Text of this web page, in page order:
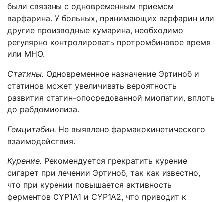
были связаны с одновременным приемом
варфарина. У больных, принимающих варфарин или
другие производные кумарина, необходимо
регулярно контролировать протромбиновое время
или МНО.
Статины. Одновременное назначение Эртиноб и
статинов может увеличивать вероятность
развития статин-опосредованной миопатии, вплоть
до рабдомиолиза.
Гемцитабин. Не выявлено фармакокинетического
взаимодействия.
Курение. Рекомендуется прекратить курение
сигарет при лечении Эртиноб, так как известно,
что при курении повышается активность
ферментов CYP1А1 и CYP1А2, что приводит к